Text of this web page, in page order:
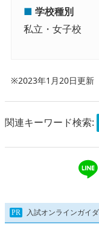
■ 学校種別
私立・女子校
※2023年1月20日更新
関連キーワード検索: